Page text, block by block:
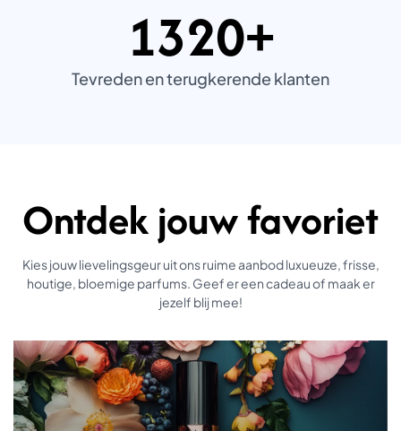
1320+
Tevreden en terugkerende klanten
Ontdek jouw favoriet
Kies jouw lievelingsgeur uit ons ruime aanbod luxueuze, frisse,
houtige, bloemige parfums. Geef er een cadeau of maak er
jezelf blij mee!